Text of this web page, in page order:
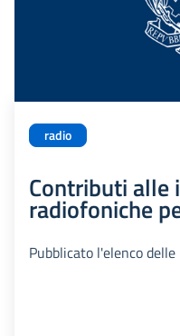
radio
Contributi alle
radiofoniche
Pubblicato l'elenco